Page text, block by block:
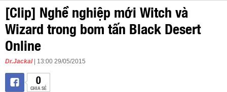
[Clip] Nghề nghiệp mới Witch và
Wizard trong bom tấn Black Desert
Online
Dr.Jackal | 13:00 29/05/2015
0
CHIA SẺ